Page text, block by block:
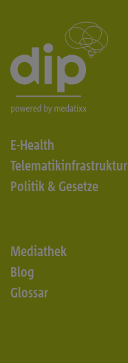
E-Health
Telematikinfrastruktur
Politik & Gesetze
Mediathek
Blog
Glossar